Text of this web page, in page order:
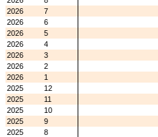
2026
7
2026
6
2026
5
2026
4
2026
3
2026
2
2026
1
2025
12
2025
11
2025
10
2025
9
2025
8